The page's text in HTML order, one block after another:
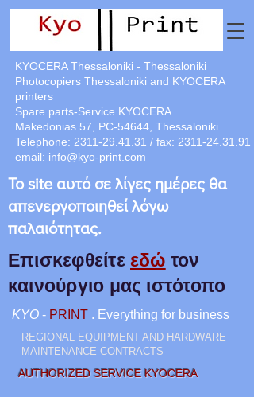
AUTHORIZED SERVICE KYOCERA
KYOCERA Thessaloniki - Thessaloniki
Photocopiers Thessaloniki and KYOCERA
printers
Spare parts-Service KYOCERA
Makedonias 57, PC-54644, Thessaloniki
Telephone: 2311-29.41.31 / fax: 2311-24.31.91
email: info@kyo-print.com
KYO - PRINT . Everything for business
REGIONAL EQUIPMENT AND HARDWARE
MAINTENANCE CONTRACTS
Το site αυτό σε λίγες ημέρες θα
απενεργοποιηθεί λόγω
παλαιότητας.
Επισκεφθείτε εδώ τον
καινούργιο μας ιστότοπο